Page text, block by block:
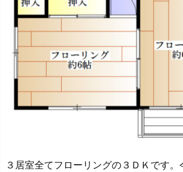
３居室全てフローリングの３ＤＫです。